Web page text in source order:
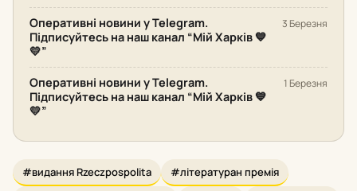
Оперативні новини у Telegram.
Підписуйтесь на наш канал “Мій Харків 💙
💛”
3 Березня
Оперативні новини у Telegram.
Підписуйтесь на наш канал “Мій Харків 💙
💛”
1 Березня
#видання Rzeczpospolita
#літературан премія